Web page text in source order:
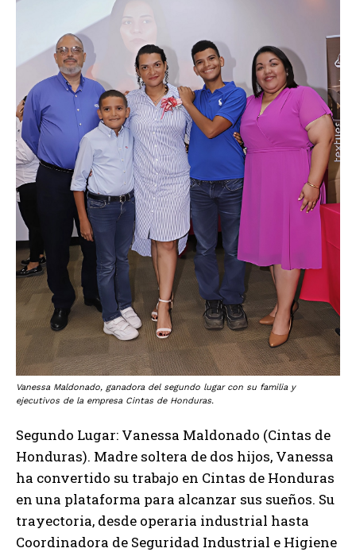
Vanessa Maldonado, ganadora del segundo lugar con su familia y
ejecutivos de la empresa Cintas de Honduras.
Segundo Lugar: Vanessa Maldonado (Cintas de
Honduras). Madre soltera de dos hijos, Vanessa
ha convertido su trabajo en Cintas de Honduras
en una plataforma para alcanzar sus sueños. Su
trayectoria, desde operaria industrial hasta
Coordinadora de Seguridad Industrial e Higiene